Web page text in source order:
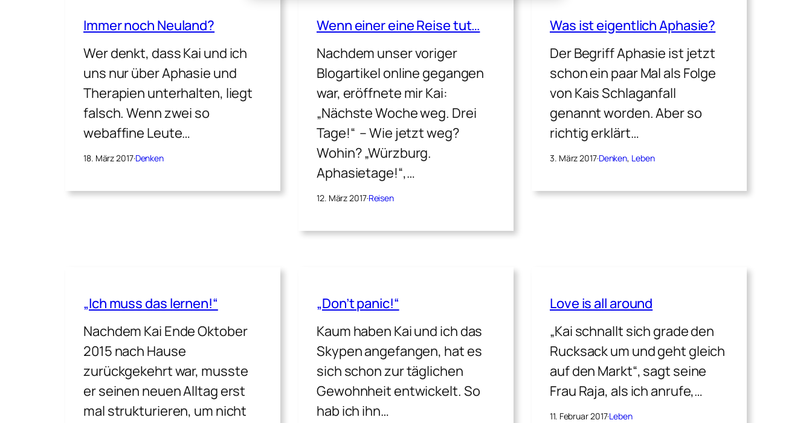
Immer noch Neuland?
Wer denkt, dass Kai und ich
uns nur über Aphasie und
Therapien unterhalten, liegt
falsch. Wenn zwei so
webaffine Leute…
18. März 2017·Denken
Wenn einer eine Reise tut…
Nachdem unser voriger
Blogartikel online gegangen
war, eröffnete mir Kai:
„Nächste Woche weg. Drei
Tage!“ – Wie jetzt weg?
Wohin? „Würzburg.
Aphasietage!“,…
12. März 2017·Reisen
Was ist eigentlich Aphasie?
Der Begriff Aphasie ist jetzt
schon ein paar Mal als Folge
von Kais Schlaganfall
genannt worden. Aber so
richtig erklärt…
3. März 2017·Denken, Leben
„Ich muss das lernen!“
Nachdem Kai Ende Oktober
2015 nach Hause
zurückgekehrt war, musste
er seinen neuen Alltag erst
mal strukturieren, um nicht
„Don’t panic!“
Kaum haben Kai und ich das
Skypen angefangen, hat es
sich schon zur täglichen
Gewohnheit entwickelt. So
hab ich ihn…
Love is all around
„Kai schnallt sich grade den
Rucksack um und geht gleich
auf den Markt“, sagt seine
Frau Raja, als ich anrufe,…
11. Februar 2017·Leben